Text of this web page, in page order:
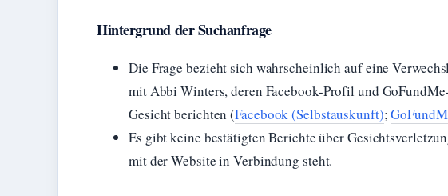
Hintergrund der Suchanfrage
Die Frage bezieht sich wahrscheinlich auf eine
mit Abbi Winters, deren Facebook-Profil und
Gesicht berichten (Facebook (Selbstauskunft);
Es gibt keine bestätigten Berichte über
mit der Website in Verbindung steht.